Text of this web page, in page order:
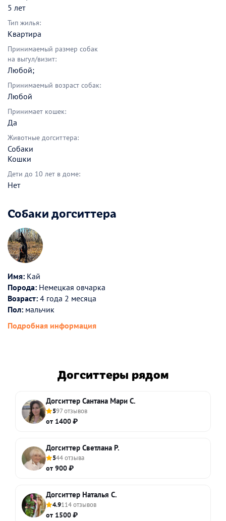
5 лет
Тип жилья:
Квартира
Принимаемый размер собак
на выгул/визит:
Любой;
Принимаемый возраст собак:
Любой
Принимает кошек:
Да
Животные догситтера:
Собаки
Кошки
Дети до 10 лет в доме:
Нет
Собаки догситтера
Имя: Кай
Порода: Немецкая овчарка
Возраст: 4 года 2 месяца
Пол: мальчик
Подробная информация
Догситтеры рядом
Догситтер Сантана Мари С.
597 отзывов
от 1400 ₽
Догситтер Светлана Р.
544 отзыва
от 900 ₽
Догситтер Наталья С.
4.9114 отзывов
от 1500 ₽